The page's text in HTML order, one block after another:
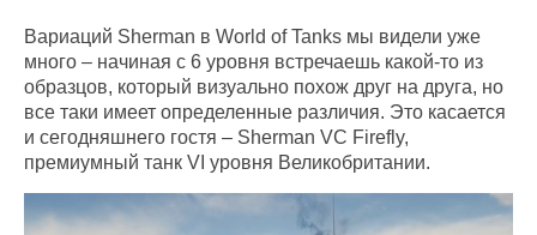
Вариаций Sherman в World of Tanks мы видели уже
много – начиная с 6 уровня встречаешь какой-то из
образцов, который визуально похож друг на друга, но
все таки имеет определенные различия. Это касается
и сегодняшнего гостя – Sherman VC Firefly,
премиумный танк VI уровня Великобритании.